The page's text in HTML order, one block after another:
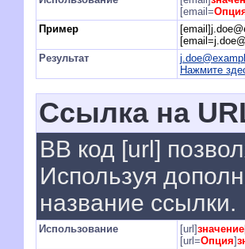
[email=
Пример
Результат
Нажмите
Ссылка на
BB код [url]
Используя
название ссылки.
Использование [url]значение
[url=Опция]